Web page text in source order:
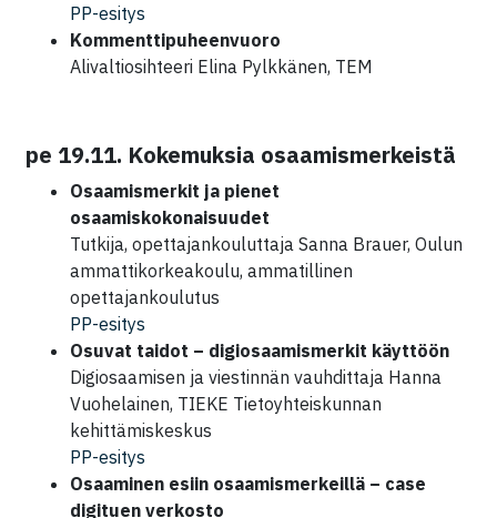
PP-esitys
Kommenttipuheenvuoro
Alivaltiosihteeri Elina Pylkkänen, TEM
pe 19.11. Kokemuksia osaamismerkeistä
Osaamismerkit ja pienet
osaamiskokonaisuudet
Tutkija, opettajankouluttaja Sanna Brauer, Oulun
ammattikorkeakoulu, ammatillinen
opettajankoulutus
PP-esitys
Osuvat taidot – digiosaamismerkit käyttöön
Digiosaamisen ja viestinnän vauhdittaja Hanna
Vuohelainen, TIEKE Tietoyhteiskunnan
kehittämiskeskus
PP-esitys
Osaaminen esiin osaamismerkeillä – case
digituen verkosto